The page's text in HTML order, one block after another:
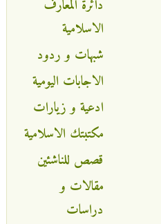
دائرة المعارف
الاسلامية
شبهات و ردود
الاجابات اليومية
ادعية و زيارات
مكتبتك الاسلامية
قصص للناشئين
مقالات و
دراسات